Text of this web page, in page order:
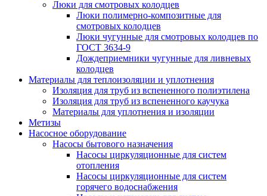
Люки для смотровых колодцев
Люки полимерно-композитные для
смотровых колодцев
Люки чугунные для смотровых колодцев по
ГОСТ 3634-9
Дождеприемники чугунные для ливневых
колодцев
Материалы для теплоизоляции и уплотнения
Изоляция для труб из вспененного полиэтилена
Изоляция для труб из вспененного каучука
Материалы для уплотнения и изоляции
Метизы
Насосное оборудование
Насосы бытового назначения
Насосы циркуляционные для систем
отопления
Насосы циркуляционные для систем
горячего водоснабжения